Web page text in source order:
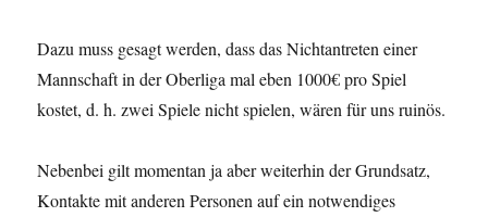
Dazu muss gesagt werden, dass das Nichtantreten einer
Mannschaft in der Oberliga mal eben 1000€ pro Spiel
kostet, d. h. zwei Spiele nicht spielen, wären für uns ruinös.
Nebenbei gilt momentan ja aber weiterhin der Grundsatz,
Kontakte mit anderen Personen auf ein notwendiges